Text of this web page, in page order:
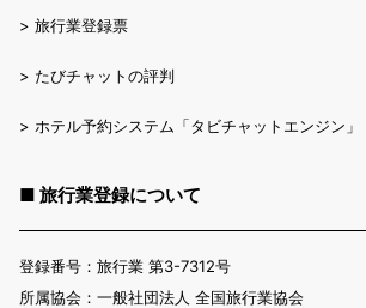
> 旅行業登録票
> たびチャットの評判
> ホテル予約システム「タビチャットエンジン」
■ 旅行業登録について
登録番号：旅行業 第3-7312号
所属協会：一般社団法人 全国旅行業協会